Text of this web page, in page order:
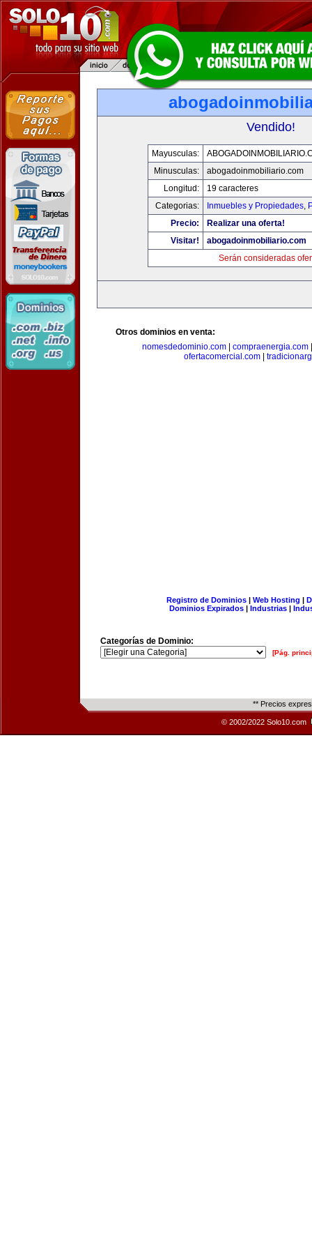
Vendido!
Mayusculas:
Minusculas:
abogadoinmobiliario.com
Longitud:
19 caracteres
Categorias:
Inmuebles y Propiedades,
Precio:
Realizar una oferta!
Visitar!
abogadoinmobiliario.com
Serán consideradas
Otros dominios en venta:
nomesdedominio.com| compraenergia.com
ofertacomercial.com
Registro de Dominios| Web Hosting |
Dominios Expirados | Industrias |
Categorías de Dominio:
[Pág.
** Precios
© 2002/2022 Solo10.com